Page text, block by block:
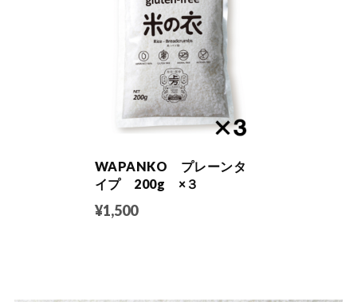
WAPANKO プレーンタ
イプ 200g ×３
¥1,500